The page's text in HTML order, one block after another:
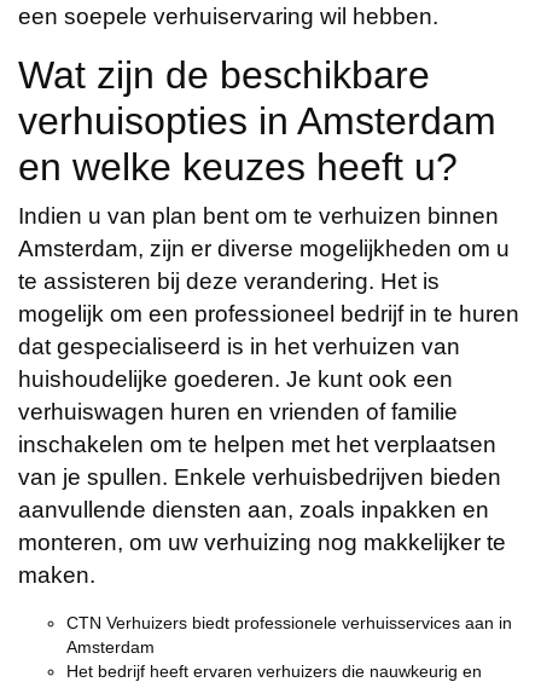
een soepele verhuiservaring wil hebben.
Wat zijn de beschikbare
verhuisopties in Amsterdam
en welke keuzes heeft u?
Indien u van plan bent om te verhuizen binnen
Amsterdam, zijn er diverse mogelijkheden om u
te assisteren bij deze verandering. Het is
mogelijk om een professioneel bedrijf in te huren
dat gespecialiseerd is in het verhuizen van
huishoudelijke goederen. Je kunt ook een
verhuiswagen huren en vrienden of familie
inschakelen om te helpen met het verplaatsen
van je spullen. Enkele verhuisbedrijven bieden
aanvullende diensten aan, zoals inpakken en
monteren, om uw verhuizing nog makkelijker te
maken.
CTN Verhuizers biedt professionele verhuisservices aan in
Amsterdam
Het bedrijf heeft ervaren verhuizers die nauwkeurig en